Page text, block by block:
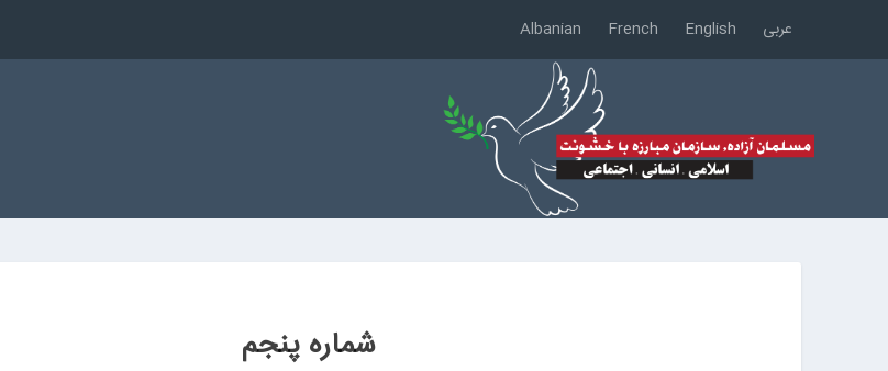
عربی English
French
Albanian
شماره پنجم